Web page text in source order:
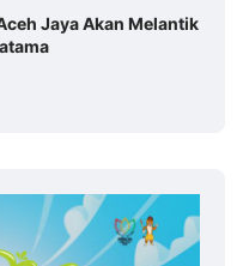
Jaya Akan Melantik